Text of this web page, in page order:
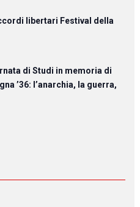
libertari Festival della
di Studi in memoria di
’36: l’anarchia, la guerra,